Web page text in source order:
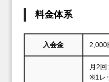
料金体系
入会金 2,000
月2
※1レ